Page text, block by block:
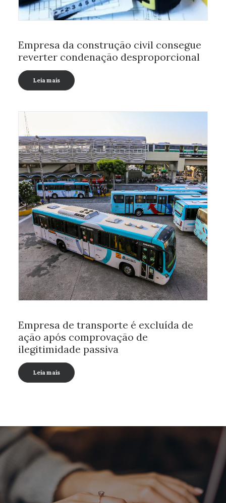
Empresa da construção civil consegue
reverter condenação desproporcional
Leia mais
Empresa de transporte é excluída de
ação após comprovação de
ilegitimidade passiva
Leia mais